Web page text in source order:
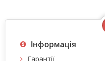
Інформація
Гарантії